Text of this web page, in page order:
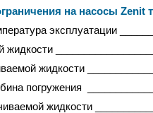
на насосы Zenit
эксплуатации
жидкости
жидкости
погружения
жидкости